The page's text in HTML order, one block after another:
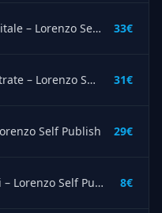
Pionieri della Grafica Digitale – Lorenzo Self Publish 33€
Pionieri delle Storie Illustrate – Lorenzo Self Publish 31€
Self Publish 29€
Self-Publisher in 7 Giorni – Lorenzo Self Publish 8€